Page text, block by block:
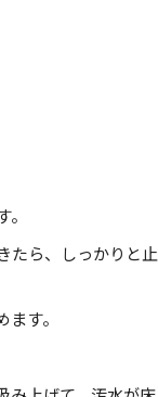
たら、しっかりと止
す。